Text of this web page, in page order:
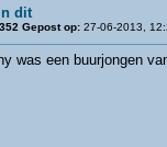
dit
Gepost op:27-06-2013,
was een buurjongen